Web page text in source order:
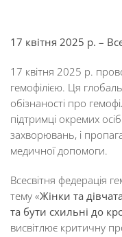
17 квітня 2025 р. –
17 квітня 2025 р.
гемофілією. Ця
обізнаності про
підтримці окремих
захворювань, і
медичної допомоги.
Всесвітня федерація
тему «Жінки та
та бути схильні до
висвітлює критичну